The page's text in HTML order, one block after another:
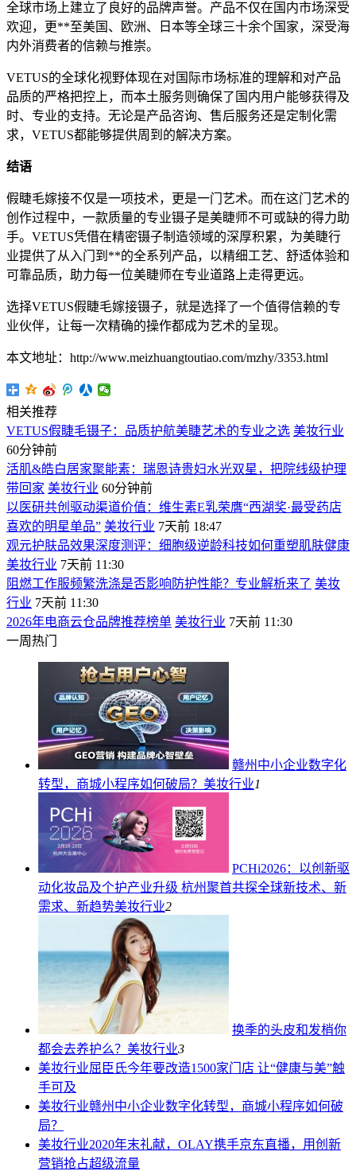
全球市场上建立了良好的品牌声誉。产品不仅在国内市场深受
欢迎，更**至美国、欧洲、日本等全球三十余个国家，深受海
内外消费者的信赖与推崇。
VETUS的全球化视野体现在对国际市场标准的理解和对产品
品质的严格把控上，而本土服务则确保了国内用户能够获得及
时、专业的支持。无论是产品咨询、售后服务还是定制化需
求，VETUS都能够提供周到的解决方案。
结语
假睫毛嫁接不仅是一项技术，更是一门艺术。而在这门艺术的
创作过程中，一款质量的专业镊子是美睫师不可或缺的得力助
手。VETUS凭借在精密镊子制造领域的深厚积累，为美睫行
业提供了从入门到**的全系列产品，以精细工艺、舒适体验和
可靠品质，助力每一位美睫师在专业道路上走得更远。
选择VETUS假睫毛嫁接镊子，就是选择了一个值得信赖的专
业伙伴，让每一次精确的操作都成为艺术的呈现。
本文地址：http://www.meizhuangtoutiao.com/mzhy/3353.html
相关推荐
VETUS假睫毛镊子：品质护航美睫艺术的专业之选 美妆行业
60分钟前
活肌&皓白居家聚能素：瑞恩诗贵妇水光双星，把院线级护理
带回家 美妆行业 60分钟前
以医研共创驱动渠道价值：维生素E乳荣膺“西湖奖·最受药店
喜欢的明星单品” 美妆行业 7天前 18:47
观元护肤品效果深度测评：细胞级逆龄科技如何重塑肌肤健康
美妆行业 7天前 11:30
阻燃工作服频繁洗涤是否影响防护性能？专业解析来了 美妆
行业 7天前 11:30
2026年电商云仓品牌推荐榜单 美妆行业 7天前 11:30
一周热门
赣州中小企业数字化
转型，商城小程序如何破局？ 美妆行业1
PCHi2026：以创新驱
动化妆品及个护产业升级 杭州聚首共探全球新技术、新
需求、新趋势美妆行业2
换季的头皮和发梢你
都会去养护么？ 美妆行业3
美妆行业屈臣氏今年要改造1500家门店 让“健康与美”触
手可及
美妆行业赣州中小企业数字化转型，商城小程序如何破
局？
美妆行业2020年末礼献，OLAY携手京东直播，用创新
营销抢占超级流量